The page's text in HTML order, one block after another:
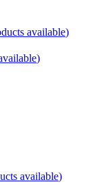
available)
)
available)